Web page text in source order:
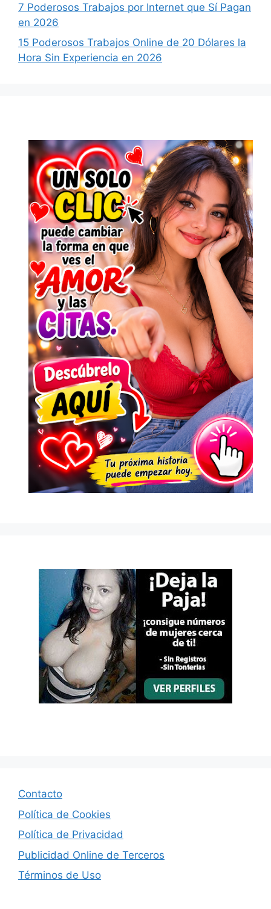
7 Poderosos Trabajos por Internet que Sí Pagan
en 2026
15 Poderosos Trabajos Online de 20 Dólares la
Hora Sin Experiencia en 2026
Contacto
Política de Cookies
Política de Privacidad
Publicidad Online de Terceros
Términos de Uso